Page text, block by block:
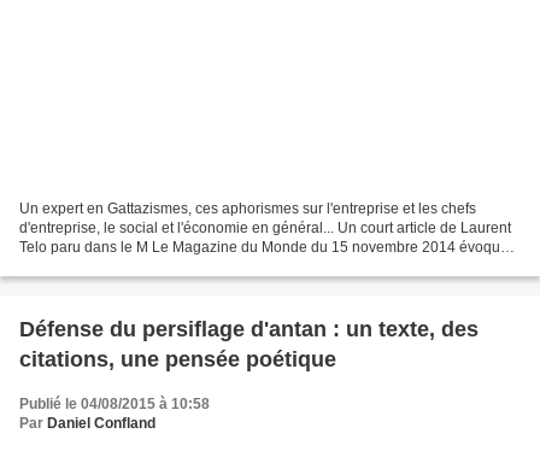
Un expert en Gattazismes, ces aphorismes sur l'entreprise et les chefs
d'entreprise, le social et l'économie en général... Un court article de Laurent
Telo paru dans le M Le Magazine du Monde du 15 novembre 2014 évoque
Défense du persiflage d'antan : un texte, des
citations, une pensée poétique
Publié le 04/08/2015 à 10:58
Par Daniel Confland